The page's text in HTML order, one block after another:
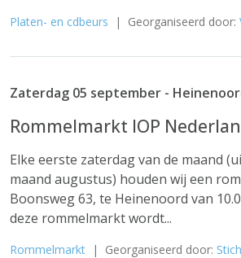
Platen- en cdbeurs | Georganiseerd door:
Zaterdag 05 september -
Rommelmarkt IOP
Elke eerste zaterdag van de maand
maand augustus) houden wij een
Boonsweg 63, te Heinenoord van
deze rommelmarkt wordt...
Rommelmarkt | Georganiseerd door: